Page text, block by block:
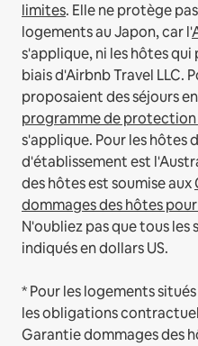
limites. Elle ne protège
logements au Japon, car l'
s'applique, ni les hôtes
biais d'Airbnb Travel LLC.
proposaient des séjours
programme de protection
s'applique. Pour les hôtes
d'établissement est
des hôtes est soumise aux
dommages des hôtes
N'oubliez pas que tous
indiqués en dollars US.
* Pour les logements
les obligations
Garantie dommages des